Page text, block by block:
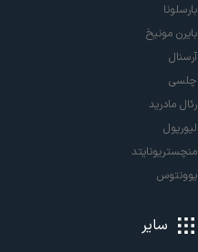
بارسلونا
بایرن مونیخ
آرسنال
چلسی
رئال مادرید
لیورپول
منچستریونایتد
یوونتوس
سایر